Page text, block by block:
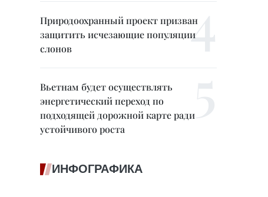
Природоохранный проект призван
защитить исчезающие популяции
слонов
Вьетнам будет осуществлять
энергетический переход по
подходящей дорожной карте ради
устойчивого роста
ИНФОГРАФИКА